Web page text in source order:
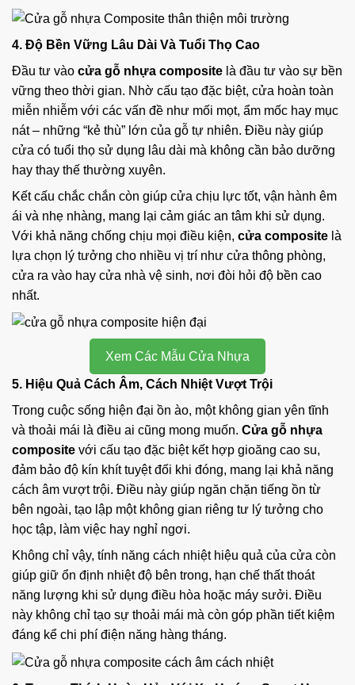
4. Độ Bền Vững Lâu Dài Và Tuổi Thọ Cao
Đầu tư vào cửa gỗ nhựa composite là đầu tư vào sự bền
vững theo thời gian. Nhờ cấu tạo đặc biệt, cửa hoàn toàn
miễn nhiễm với các vấn đề như mối mọt, ẩm mốc hay mục
nát – những “kẻ thù” lớn của gỗ tự nhiên. Điều này giúp
cửa có tuổi thọ sử dụng lâu dài mà không cần bảo dưỡng
hay thay thế thường xuyên.
Kết cấu chắc chắn còn giúp cửa chịu lực tốt, vận hành êm
ái và nhẹ nhàng, mang lại cảm giác an tâm khi sử dụng.
Với khả năng chống chịu mọi điều kiện, cửa composite là
lựa chọn lý tưởng cho nhiều vị trí như cửa thông phòng,
cửa ra vào hay cửa nhà vệ sinh, nơi đòi hỏi độ bền cao
nhất.
Xem Các Mẫu Cửa Nhựa
5. Hiệu Quả Cách Âm, Cách Nhiệt Vượt Trội
Trong cuộc sống hiện đại ồn ào, một không gian yên tĩnh
và thoải mái là điều ai cũng mong muốn. Cửa gỗ nhựa
composite với cấu tạo đặc biệt kết hợp gioăng cao su,
đảm bảo độ kín khít tuyệt đối khi đóng, mang lại khả năng
cách âm vượt trội. Điều này giúp ngăn chặn tiếng ồn từ
bên ngoài, tạo lập một không gian riêng tư lý tưởng cho
học tập, làm việc hay nghỉ ngơi.
Không chỉ vậy, tính năng cách nhiệt hiệu quả của cửa còn
giúp giữ ổn định nhiệt độ bên trong, hạn chế thất thoát
năng lượng khi sử dụng điều hòa hoặc máy sưởi. Điều
này không chỉ tạo sự thoải mái mà còn góp phần tiết kiệm
đáng kể chi phí điện năng hàng tháng.